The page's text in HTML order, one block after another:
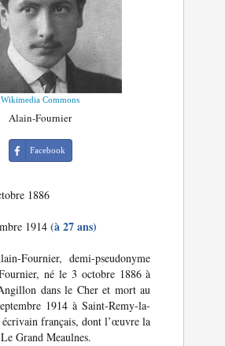
Wikimedia Commons
Alain-Fournier
Facebook
1886
1914(à 27 ans)
Fournier, demi-pseudonyme
né le 3 octobre 1886 à
dans le Cher et mort au
1914 à Saint-Remy-la-
écrivain français, dont l’œuvre la
Grand Meaulnes.